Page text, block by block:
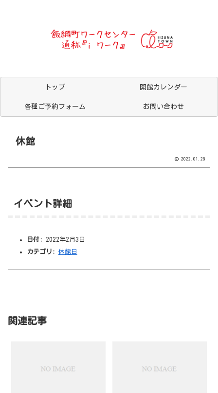
トップ 開館カレンダー
各種ご予約フォーム お問い合わせ
休館
2022.01.28
イベント詳細
日付:
2022年2月3日
カテゴリ:
休館日
関連記事